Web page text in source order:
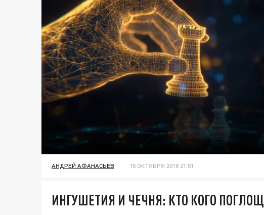
АНДРЕЙ АФАНАСЬЕВ 15 ОКТЯБРЯ 2018 21:51
ИНГУШЕТИЯ И ЧЕЧНЯ: КТО КОГО